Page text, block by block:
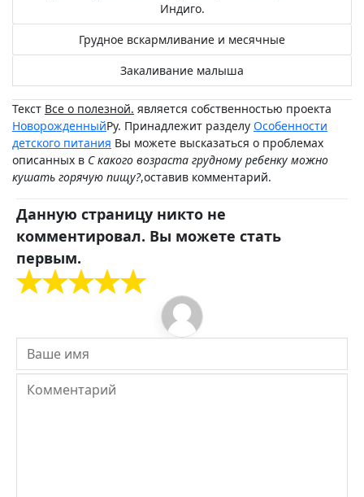
Индиго.
Грудное вскармливание и месячные
Закаливание малыша
Текст Все о полезной. является собственностью проекта
НоворожденныйРу. Принадлежит разделу Особенности
детского питания Вы можете высказаться о проблемах
описанных в С какого возраста грудному ребенку можно
кушать горячую пищу?,оставив комментарий.
Данную страницу никто не
комментировал. Вы можете стать
первым.